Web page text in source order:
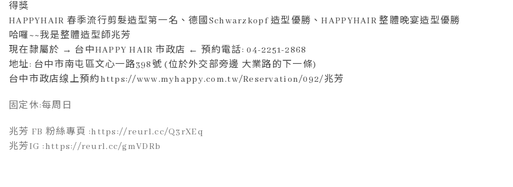
得獎
HAPPYHAIR 春季流行剪髮造型第一名、德國Schwarzkopf 造型優勝、HAPPYHAIR 整體晚宴造型優勝
哈囉~~我是整體造型師兆芳
現在隸屬於 → 台中HAPPY HAIR 市政店 ← 預約電話: 04-2251-2868
地址: 台中市南屯區文心一路398號 (位於外交部旁邊 大業路的下一條)
台中市政店缐上預約https://www.myhappy.com.tw/Reservation/092/兆芳
固定休:每周日
兆芳 FB 粉絲專頁 :https://reurl.cc/Q3rXEq
兆芳IG :https://reurl.cc/gmVDRb